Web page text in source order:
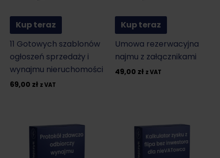
Kup teraz
11 Gotowych szablonów
ogłoszeń sprzedaży i
wynajmu nieruchomości
69,00 zł z VAT
Kup teraz
Umowa rezerwacyjna
najmu z załącznikami
49,00 zł z VAT